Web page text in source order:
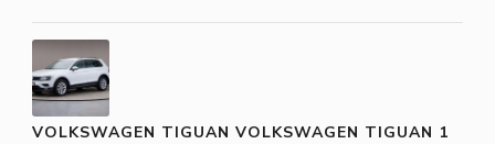
VOLKSWAGEN TIGUAN VOLKSWAGEN TIGUAN 1